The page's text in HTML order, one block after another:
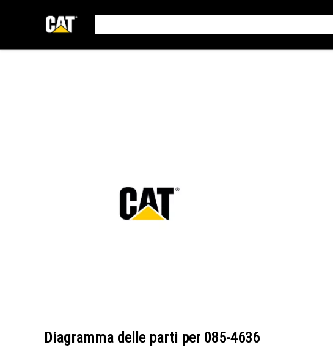
Diagramma delle parti per 085-4636